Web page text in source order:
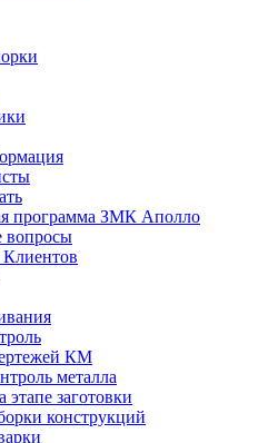
программа ЗМК Аполло
вопросы
КМ
металла
этапе заготовки
конструкций